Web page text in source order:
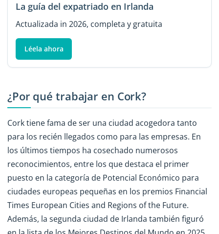
La guía del expatriado en Irlanda
Actualizada in 2026, completa y gratuita
Léela ahora
¿Por qué trabajar en Cork?
Cork tiene fama de ser una ciudad acogedora tanto
para los recién llegados como para las empresas. En
los últimos tiempos ha cosechado numerosos
reconocimientos, entre los que destaca el primer
puesto en la categoría de Potencial Económico para
ciudades europeas pequeñas en los premios Financial
Times European Cities and Regions of the Future.
Además, la segunda ciudad de Irlanda también figuró